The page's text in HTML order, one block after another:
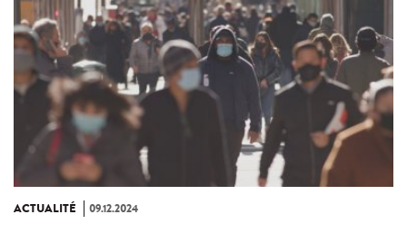
ACTUALITÉ 09.12.2024